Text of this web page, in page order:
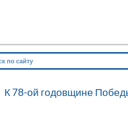
К 78-ой годовщине